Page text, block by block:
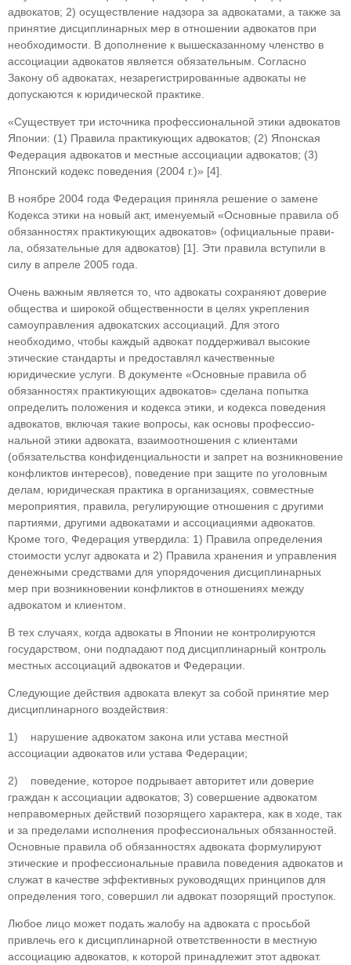
адвокатов; 2) осуществление надзора за адвоката­ми, а также за
принятие дисциплинарных мер в отношении адвокатов при
необходимости. В до­полнение к вышесказанному членство в
ассоциа­ции адвокатов является обязательным. Согласно
Закону об адвокатах, незарегистрированные адво­каты не
допускаются к юридической практике.
«Существует три источника профессиональ­ной этики адвокатов
Японии: (1) Правила прак­тикующих адвокатов; (2) Японская
Федерация адвокатов и местные ассоциации адвокатов; (3)
Японский кодекс поведения (2004 г.)» [4].
В ноябре 2004 года Федерация приняла ре­шение о замене
Кодекса этики на новый акт, именуемый «Основные правила об
обязанностях практикующих адвокатов» (официальные прави­
ла, обязательные для адвокатов) [1]. Эти правила вступили в
силу в апреле 2005 года.
Очень важным является то, что адвокаты со­храняют доверие
общества и широкой обще­ственности в целях укрепления
самоуправления адвокатских ассоциаций. Для этого
необходимо, чтобы каждый адвокат поддерживал высокие
этические стандарты и предоставлял качествен­ные
юридические услуги. В документе «Основные правила об
обязанностях практикующих адво­катов» сделана попытка
определить положения и кодекса этики, и кодекса поведения
адвокатов, включая такие вопросы, как основы профессио­
нальной этики адвоката, взаимоотношения с кли­ентами
(обязательства конфиденциальности и запрет на возникновение
конфликтов интересов), поведение при защите по уголовным
делам, юри­дическая практика в организациях, совместные
мероприятия, правила, регулирующие отноше­ния с другими
партиями, другими адвокатами и ассоциациями адвокатов.
Кроме того, Федерация утвердила: 1) Правила определения
стоимости ус­луг адвоката и 2) Правила хранения и управления
денежными средствами для упорядочения дис­циплинарных
мер при возникновении конфлик­тов в отношениях между
адвокатом и клиентом.
В тех случаях, когда адвокаты в Японии не контролируются
государством, они подпадают под дисциплинарный контроль
местных ассоци­аций адвокатов и Федерации.
Следующие действия адвоката влекут за со­бой принятие мер
дисциплинарного воздействия:
1) нарушение адвокатом закона или устава мест­ной
ассоциации адвокатов или устава Федерации;
2) поведение, которое подрывает авторитет или доверие
граждан к ассоциации адвокатов; 3) со­вершение адвокатом
неправомерных действий позорящего характера, как в ходе, так
и за преде­лами исполнения профессиональных обязанно­стей.
Основные правила об обязанностях адвока­та формулируют
этические и профессиональные правила поведения адвокатов и
служат в качестве эффективных руководящих принципов для
опре­деления того, совершил ли адвокат позорящий проступок.
Любое лицо может подать жалобу на адвока­та с просьбой
привлечь его к дисциплинарной от­ветственности в местную
ассоциацию адвокатов, к которой принадлежит этот адвокат.